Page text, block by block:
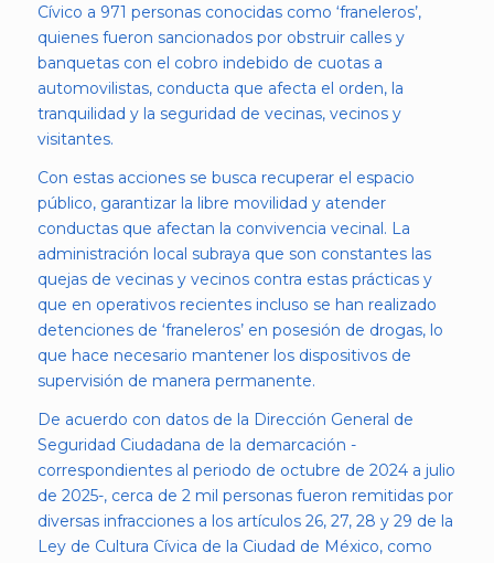
Cívico a 971 personas conocidas como ‘franeleros’,
quienes fueron sancionados por obstruir calles y
banquetas con el cobro indebido de cuotas a
automovilistas, conducta que afecta el orden, la
tranquilidad y la seguridad de vecinas, vecinos y
visitantes.
Con estas acciones se busca recuperar el espacio
público, garantizar la libre movilidad y atender
conductas que afectan la convivencia vecinal. La
administración local subraya que son constantes las
quejas de vecinas y vecinos contra estas prácticas y
que en operativos recientes incluso se han realizado
detenciones de ‘franeleros’ en posesión de drogas, lo
que hace necesario mantener los dispositivos de
supervisión de manera permanente.
De acuerdo con datos de la Dirección General de
Seguridad Ciudadana de la demarcación -
correspondientes al periodo de octubre de 2024 a julio
de 2025-, cerca de 2 mil personas fueron remitidas por
diversas infracciones a los artículos 26, 27, 28 y 29 de la
Ley de Cultura Cívica de la Ciudad de México, como